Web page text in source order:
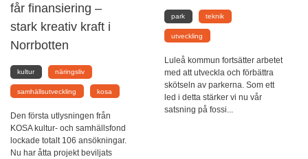
får finansiering –
stark kreativ kraft i
Norrbotten
kultur näringsliv
samhällsutveckling kosa
Den första utlysningen från
KOSA kultur- och samhällsfond
lockade totalt 106 ansökningar.
Nu har åtta projekt beviljats
park teknik
utveckling
Luleå kommun fortsätter arbetet
med att utveckla och förbättra
skötseln av parkerna. Som ett
led i detta stärker vi nu vår
satsning på fossi...